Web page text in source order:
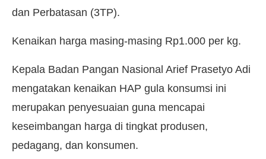
dan Perbatasan (3TP).
Kenaikan harga masing-masing Rp1.000 per kg.
Kepala Badan Pangan Nasional Arief Prasetyo Adi
mengatakan kenaikan HAP gula konsumsi ini
merupakan penyesuaian guna mencapai
keseimbangan harga di tingkat produsen,
pedagang, dan konsumen.